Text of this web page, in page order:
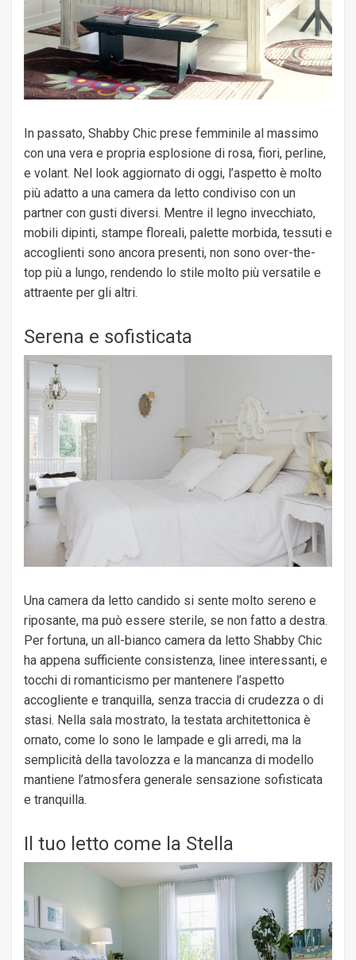
In passato, Shabby Chic prese femminile al massimo
con una vera e propria esplosione di rosa, fiori, perline,
e volant. Nel look aggiornato di oggi, l’aspetto è molto
più adatto a una camera da letto condiviso con un
partner con gusti diversi. Mentre il legno invecchiato,
mobili dipinti, stampe floreali, palette morbida, tessuti e
accoglienti sono ancora presenti, non sono over-the-
top più a lungo, rendendo lo stile molto più versatile e
attraente per gli altri.
Serena e sofisticata
Una camera da letto candido si sente molto sereno e
riposante, ma può essere sterile, se non fatto a destra.
Per fortuna, un all-bianco camera da letto Shabby Chic
ha appena sufficiente consistenza, linee interessanti, e
tocchi di romanticismo per mantenere l’aspetto
accogliente e tranquilla, senza traccia di crudezza o di
stasi. Nella sala mostrato, la testata architettonica è
ornato, come lo sono le lampade e gli arredi, ma la
semplicità della tavolozza e la mancanza di modello
mantiene l’atmosfera generale sensazione sofisticata
e tranquilla.
Il tuo letto come la Stella